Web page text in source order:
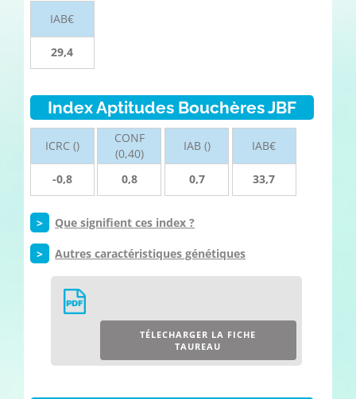
IAB€
29,4
Index Aptitudes Bouchères JBF
ICRC ()
-0,8
CONF
(0,40)
0,8
IAB ()
0,7
IAB€
33,7
> Que signifient ces index ?
> Autres caractéristiques génétiques
TÉLECHARGER LA FICHE
TAUREAU